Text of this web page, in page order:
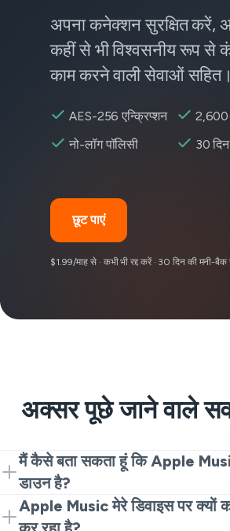
अपना कनेक्शन सुरक्षित करें,
कहीं से भी विश्वसनीय रूप
काम करने वाली सेवाओं सहित।
AES-256 एन्क्रिप्शन
नो-लॉग पॉलिसी
30
छूट पाएं
$1.99/माह से · कभी भी रद्द करें · 30 दिन की मनी-बैक
अक्सर पूछे जाने वाले
मैं कैसे बता सकता हूं कि Apple
डाउन है?
जानने के इच्छुक हैं कि क्या Apple Music
उपलब्ध है? इस स्टेटस पेज की सिर्फ एक यात्रा
Apple Music मेरे डिवाइस पर क्यों